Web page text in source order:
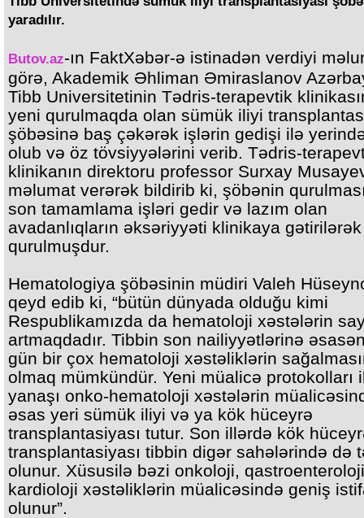
yaradılır.
Butov.az-ın FaktXəbər-ə istinadən verdiyi
görə, Akademik Əhliman Əmiraslanov
Tibb Universitetinin Tədris-terapevtik
yeni qurulmaqda olan sümük iliyi
şöbəsinə baş çəkərək işlərin gedişi ilə
olub və öz tövsiyyələrini verib. Tədris-
klinikanın direktoru professor Surxay
məlumat verərək bildirib ki, şöbənin
son tamamlama işləri gedir və lazım olan
avadanlıqların əksəriyyəti klinikaya gətirilərək
qurulmuşdur.
Hematologiya şöbəsinin müdiri Valeh
qeyd edib ki, “bütün dünyada olduğu kimi
Respublikamızda da hematoloji xəstələrin
artmaqdadır. Tibbin son nailiyyətlərinə
gün bir çox hematoloji xəstəliklərin
olmaq mümkündür. Yeni müalicə protokolları
yanaşı onko-hematoloji xəstələrin
əsas yeri sümük iliyi və ya kök hüceyrə
transplantasiyası tutur. Son illərdə kök
transplantasiyası tibbin digər sahələrində də
olunur. Xüsusilə bəzi onkoloji,
kardioloji xəstəliklərin müalicəsində geniş
olunur”.